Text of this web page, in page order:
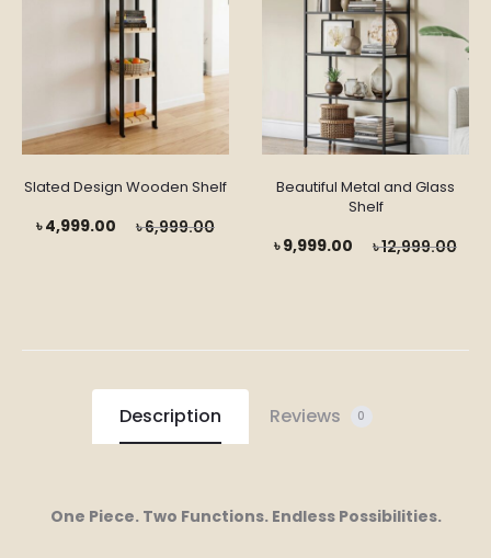
Slated Design Wooden Shelf
৳6,999.00
Original
৳4,999.00
Beautiful Metal and Glass
Shelf
৳12,999.00
Original
৳9,999.00
Current
Description Reviews 0
One Piece. Two Functions. Endless Possibilities.